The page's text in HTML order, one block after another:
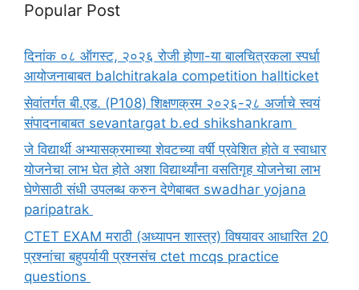
Popular Post
दिनांक ०८ ऑगस्ट, २०२६ रोजी होणा-या बालचित्रकला स्पर्धा
आयोजनाबाबत balchitrakala competition hallticket
सेवांतर्गत बी.एड. (P108) शिक्षणक्रम २०२६-२८ अर्जाचे स्वयं
संपादनाबाबत sevantargat b.ed shikshankram
जे विद्यार्थी अभ्यासक्रमाच्या शेवटच्या वर्षी प्रवेशित होते व स्वाधार
योजनेचा लाभ घेत होते अशा विद्यार्थ्यांना वसतिगृह योजनेचा लाभ
घेणेसाठी संधी उपलब्ध करुन देणेबाबत swadhar yojana
paripatrak
CTET EXAM मराठी (अध्यापन शास्त्र) विषयावर आधारित 20
प्रश्नांचा बहुपर्यायी प्रश्नसंच ctet mcqs practice
questions